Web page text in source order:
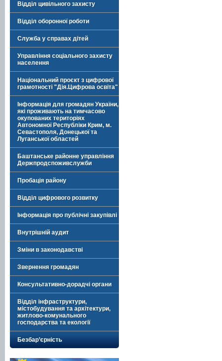
Відділ цивільного захисту
Відділ оборонної роботи
Служба у справах дітей
Управління соціального захисту
населення
Національний проєкт з цифрової
грамотності "Дія.Цифрова освіта"
Інформація для громадян України,
які проживають на тимчасово
окупованих територіях
Автономної Республіки Крим, м.
Севастополя, Донецької та
Луганської областей
Баштанське районне управління
Держпродспоживслужби
Пробація району
Відділ цифрового розвитку
Інформація про публічні закупівлі
Внутрішній аудит
Зміни в законодавстві
Звернення громадян
Консультативно-дорадчі органи
Відділ інфраструктури,
містобудування та архітектури,
житлово-комунального
господарства та екології
Безбар’єрність